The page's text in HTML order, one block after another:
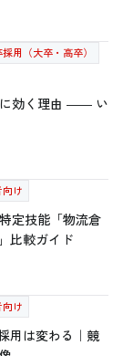
用（大卒・高卒）
に効く理由 ―― い
け
定技能「物流倉
比較ガイド
け
用は変わる｜競